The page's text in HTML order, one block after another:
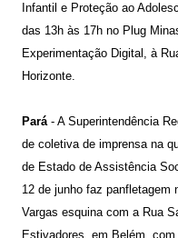
Infantil e Proteção ao
das 13h às 17h no Plug
Experimentação Digital, à
Horizonte.
Pará- A Superintendência
de coletiva de imprensa na
de Estado de Assistência
12 de junho faz panfletagem
Vargas esquina com a Rua
Estivadores, em Belém,